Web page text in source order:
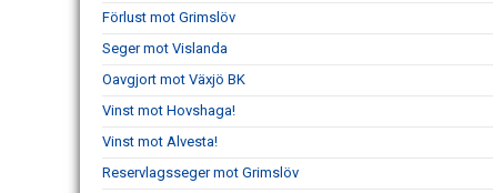
Förlust mot Grimslöv
Seger mot Vislanda
Oavgjort mot Växjö BK
Vinst mot Hovshaga!
Vinst mot Alvesta!
Reservlagsseger mot Grimslöv